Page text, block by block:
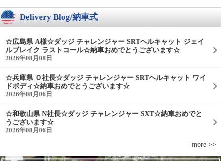
Delivery Blog/納車式
☆広島県 A様☆ダッジ チャレンジャー SRTヘルキャット ジェイ
ルブレイク ラストコール☆納車おめでとうございます☆
2026年08月08日
☆兵庫県 Ｏ社長☆ダッジ チャレンジャー SRTヘルキャット ワイ
ドボディ☆納車おめでとうございます☆
2026年08月06日
☆和歌山県 N社長☆ダッジ チャレンジャー SXT☆納車おめでと
うございます☆
2026年08月06日
more >>